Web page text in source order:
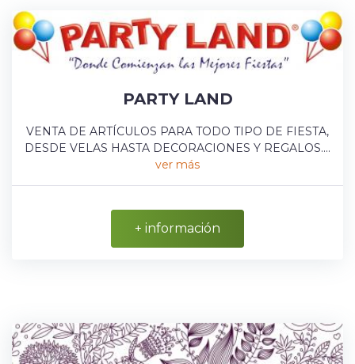
PARTY LAND
VENTA DE ARTÍCULOS PARA TODO TIPO DE FIESTA,
DESDE VELAS HASTA DECORACIONES Y REGALOS....
ver más
+ información